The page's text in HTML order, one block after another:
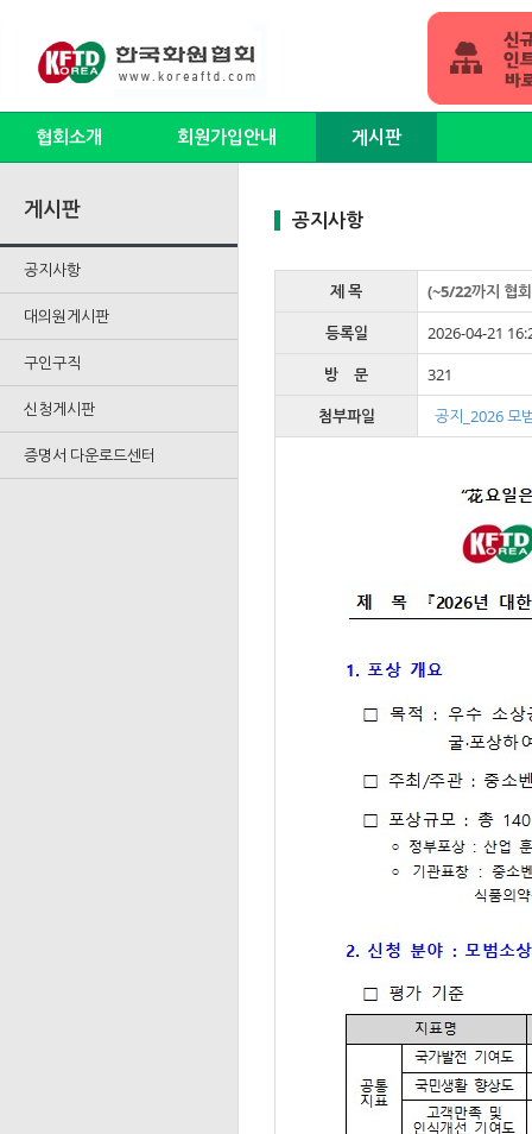
협회소개 회원가입안내 게시판
게시판
공지사항
대의원게시판
구인구직
신청게시판
증명서 다운로드센터
공지사항
제 목
(~5/22까지 협
등록일
2026-04-21
방 문
321
첨부파일
공지_2026 모